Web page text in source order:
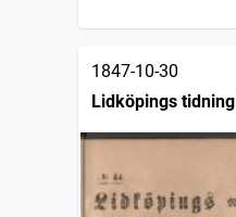
1847-10-30
Lidköpings